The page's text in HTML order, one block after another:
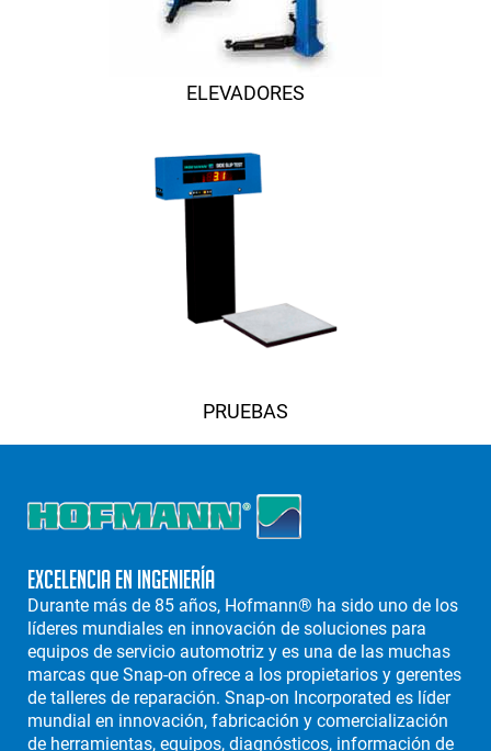
ELEVADORES
PRUEBAS
Excelencia en Ingeniería
Durante más de 85 años, Hofmann® ha sido uno de los
líderes mundiales en innovación de soluciones para
equipos de servicio automotriz y es una de las muchas
marcas que Snap-on ofrece a los propietarios y gerentes
de talleres de reparación. Snap-on Incorporated es líder
mundial en innovación, fabricación y comercialización
de herramientas, equipos, diagnósticos, información de